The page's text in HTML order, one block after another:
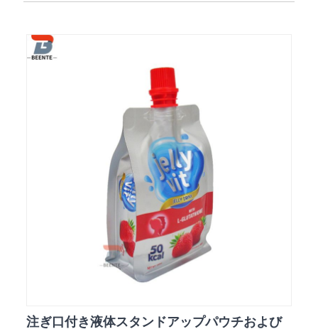
注ぎ口付き液体スタンドアップパウチおよび